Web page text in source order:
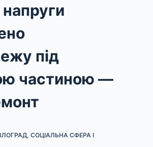
під
частиною —
, СОЦІАЛЬНА СФЕРА І